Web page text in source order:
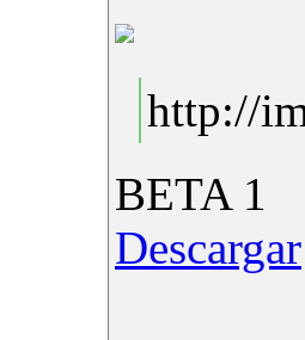
http://
BETA 1
Descargar